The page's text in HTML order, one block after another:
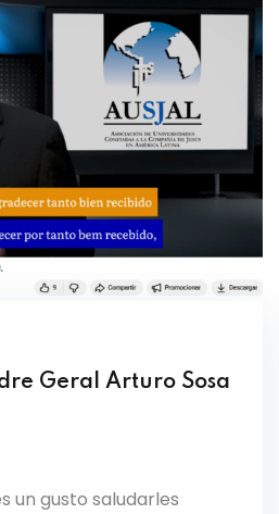
Geral Arturo Sosa
un gusto saludarles